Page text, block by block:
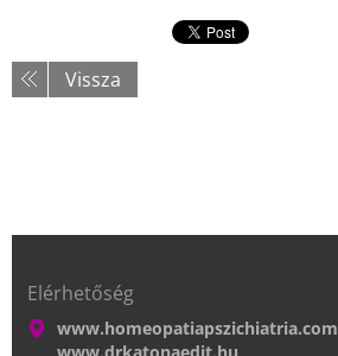
Vissza
Elérhetőség
www.homeopatiapszichiatria.com